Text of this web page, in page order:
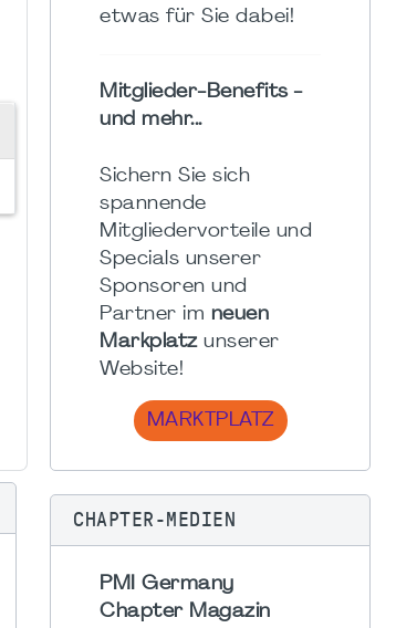
etwas für Sie dabei!
Mitglieder-Benefits -
und mehr...
Sichern Sie sich
spannende
Mitgliedervorteile und
Specials unserer
Sponsoren und
Partner im neuen
Markplatzunserer
Website!
MARKTPLATZ
CHAPTER-MEDIEN
PMI Germany
Chapter Magazin